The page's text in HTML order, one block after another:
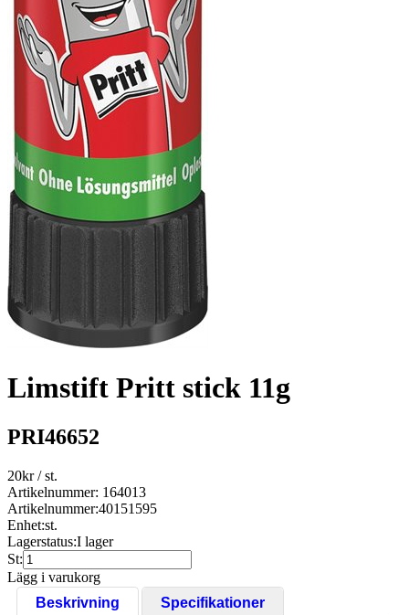
Limstift Pritt stick 11g
PRI46652
20kr/ st.
Artikelnummer: 164013
Artikelnummer:40151595
Enhet:st.
Lagerstatus:I lager
St:
Lägg i varukorg
Beskrivning
Specifikationer